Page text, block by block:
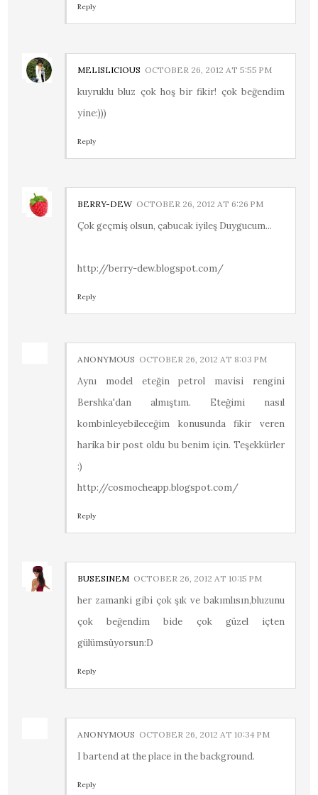
Reply
MELISLICIOUS OCTOBER 26, 2012 AT 5:55 PM
kuyruklu bluz çok hoş bir fikir! çok beğendim
yine:)))
Reply
BERRY-DEW OCTOBER 26, 2012 AT 6:26 PM
Çok geçmiş olsun, çabucak iyileş Duygucum...
http://berry-dew.blogspot.com/
Reply
ANONYMOUS OCTOBER 26, 2012 AT 8:03 PM
Aynı model eteğin petrol mavisi rengini
Bershka'dan almıştım. Eteğimi nasıl
kombinleyebileceğim konusunda fikir veren
harika bir post oldu bu benim için. Teşekkürler
:)
http://cosmocheapp.blogspot.com/
Reply
BUSESINEM OCTOBER 26, 2012 AT 10:15 PM
her zamanki gibi çok şık ve bakımlısın,bluzunu
çok beğendim bide çok güzel içten
gülümsüyorsun:D
Reply
ANONYMOUS OCTOBER 26, 2012 AT 10:34 PM
I bartend at the place in the background.
Reply